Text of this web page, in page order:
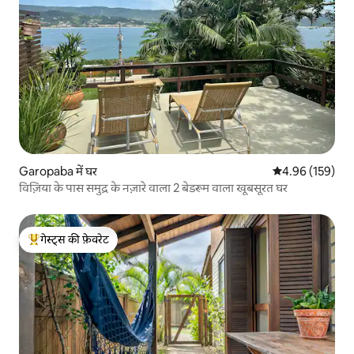
Garopaba में घर औसत रेटिंग 5 में से
4.96 (159)
विज़िया के पास समुद्र के नज़ारे वाला 2 बेडरूम वाला खूबसूरत घर
गेस्ट्स का टॉप फ़ेवरेट
गेस्ट्स की फ़ेवरेट